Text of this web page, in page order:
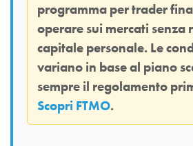
programma per trader
operare sui mercati senza
capitale personale. Le
variano in base al piano
sempre il regolamento
Scopri FTMO.